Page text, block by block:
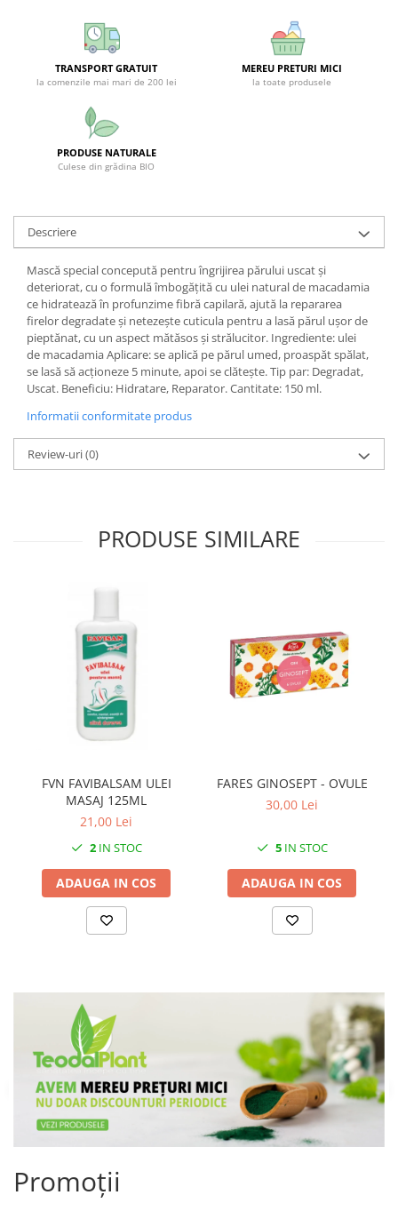
SUPLIMENTE STOMAC- DIGESTIE-
SUPLIMENTE IMUNITATE
CREME CORP-MASAJ-MAINI -
CALCAIE
FOOD SEMINȚE- OLEAGINOASE
CEAIURI
CREME AFECTIUNI PIELE
SUPOZITOARE
TINCTURI
SUPERALIMENTE
TRANSPORT GRATUIT
la comenzile mai mari de 200 lei
MEREU PRETURI MICI
la toate produsele
PRODUSE NATURALE
Culese din grădina BIO
Descriere
Mască special concepută pentru îngrijirea părului uscat și
deteriorat, cu o formulă îmbogățită cu ulei natural de macadamia
ce hidratează în profunzime fibră capilară, ajută la repararea
firelor degradate și netezește cuticula pentru a lasă părul ușor de
pieptănat, cu un aspect mătăsos și strălucitor. Ingrediente: ulei
de macadamia Aplicare: se aplică pe părul umed, proaspăt spălat,
se lasă să acționeze 5 minute, apoi se clătește. Tip par: Degradat,
Uscat. Beneficiu: Hidratare, Reparator. Cantitate: 150 ml.
Informatii conformitate produs
Review-uri(0)
PRODUSE SIMILARE
FVN FAVIBALSAM ULEI
MASAJ 125ML
21,00 Lei
2IN STOC
ADAUGA IN COS
FARES GINOSEPT - OVULE
30,00 Lei
5IN STOC
ADAUGA IN COS
Promoții